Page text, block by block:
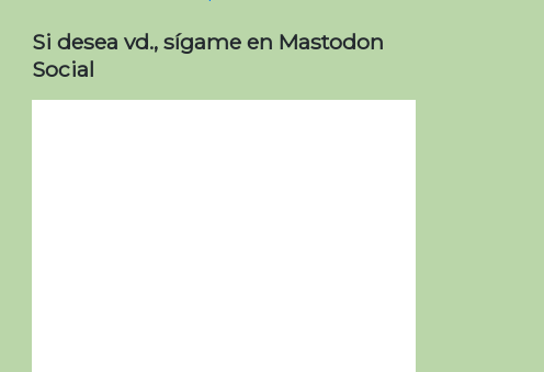
Si desea vd., sígame en Mastodon
Social